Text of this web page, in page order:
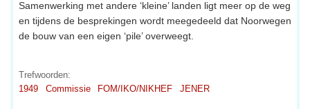
Samenwerking met andere ‘kleine’ landen ligt meer op de weg
en tijdens de besprekingen wordt meegedeeld dat Noorwegen
de bouw van een eigen ‘pile’ overweegt.
Trefwoorden:
1949
Commissie FOM/IKO/NIKHEF JENER